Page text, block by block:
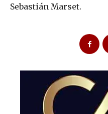
Sebastián Marset.